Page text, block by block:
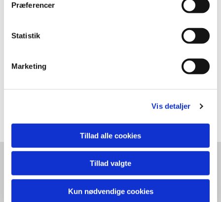
Præferencer
Statistik
Marketing
Vis detaljer
Tillad alle cookies
Tillad valgte
Kun nødvendige cookies
TRINE PANUM / Bagsværd Hovedgade 116 K / 2880 Bagsværd /